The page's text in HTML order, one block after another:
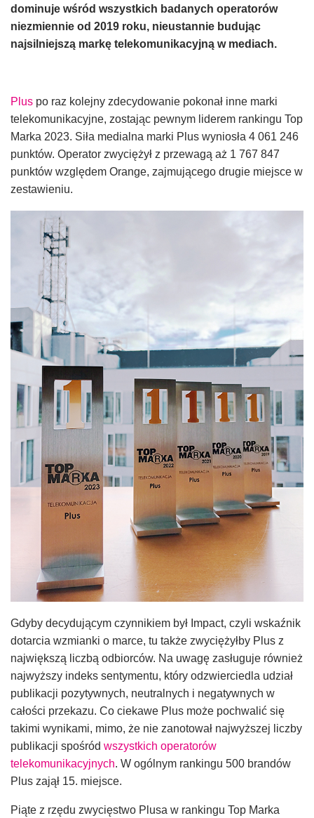
dominuje wśród wszystkich badanych operatorów
niezmiennie od 2019 roku, nieustannie budując
najsilniejszą markę telekomunikacyjną w mediach.
Plus po raz kolejny zdecydowanie pokonał inne marki
telekomunikacyjne, zostając pewnym liderem rankingu Top
Marka 2023. Siła medialna marki Plus wyniosła 4 061 246
punktów. Operator zwyciężył z przewagą aż 1 767 847
punktów względem Orange, zajmującego drugie miejsce w
zestawieniu.
Gdyby decydującym czynnikiem był Impact, czyli wskaźnik
dotarcia wzmianki o marce, tu także zwyciężyłby Plus z
największą liczbą odbiorców. Na uwagę zasługuje również
najwyższy indeks sentymentu, który odzwierciedla udział
publikacji pozytywnych, neutralnych i negatywnych w
całości przekazu. Co ciekawe Plus może pochwalić się
takimi wynikami, mimo, że nie zanotował najwyższej liczby
publikacji spośród wszystkich operatorów
telekomunikacyjnych. W ogólnym rankingu 500 brandów
Plus zajął 15. miejsce.
Piąte z rzędu zwycięstwo Plusa w rankingu Top Marka